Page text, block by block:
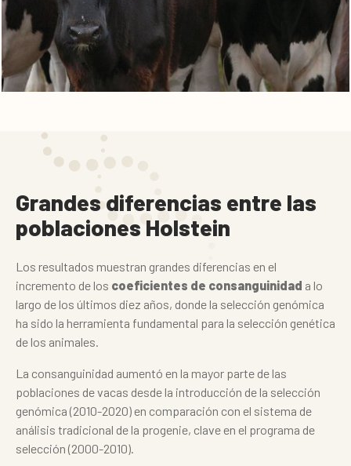
Grandes diferencias entre las
poblaciones Holstein
Los resultados muestran grandes diferencias en el
incremento de los coeficientes de consanguinidad a lo
largo de los últimos diez años, donde la selección genómica
ha sido la herramienta fundamental para la selección genética
de los animales.
La consanguinidad aumentó en la mayor parte de las
poblaciones de vacas desde la introducción de la selección
genómica (2010-2020) en comparación con el sistema de
análisis tradicional de la progenie, clave en el programa de
selección (2000-2010).